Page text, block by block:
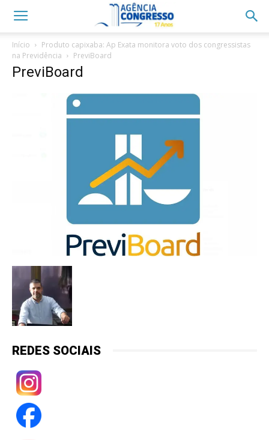
Início
Produto capixaba: Ap Exata monitora voto dos congressistas
na Previdência
PreviBoard
PreviBoard
REDES SOCIAIS